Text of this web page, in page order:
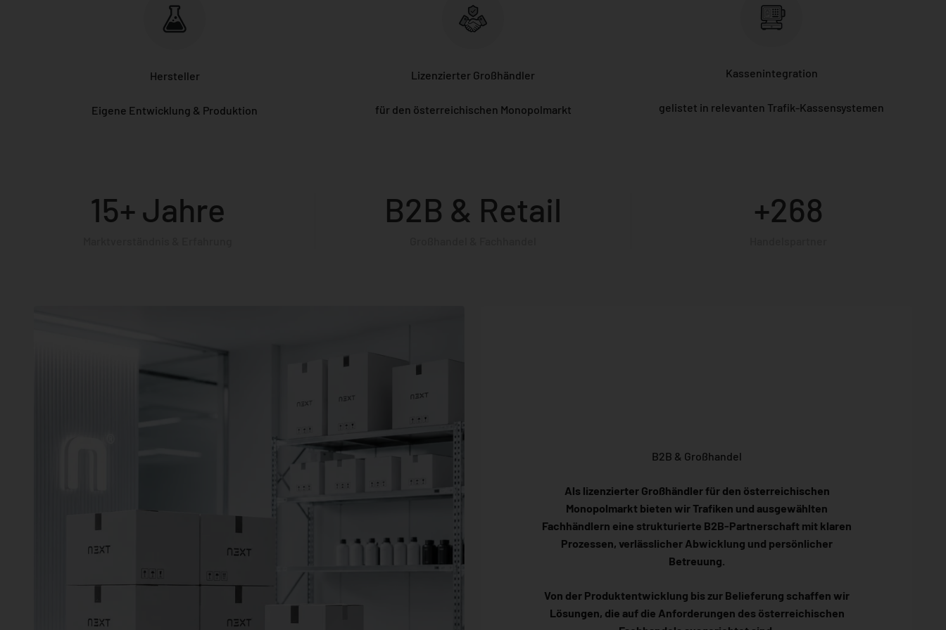
Hersteller
Eigene Entwicklung & Produktion
Lizenzierter Großhändler
für den österreichischen Monopolmarkt
Kassenintegration
gelistet in relevanten Trafik-Kassensystemen
15+ Jahre B2B & Retail +268
B2B & Großhandel
Als lizenzierter Großhändler für den österreichischen
Monopolmarkt bieten wir Trafiken und ausgewählten
Fachhändlern eine strukturierte B2B-Partnerschaft mit klaren
Prozessen, verlässlicher Abwicklung und persönlicher
Betreuung.
Von der Produktentwicklung bis zur Belieferung schaffen wir
Lösungen, die auf die Anforderungen des österreichischen